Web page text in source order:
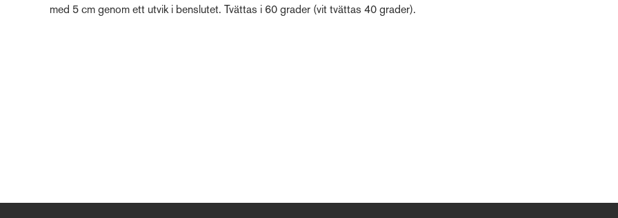
med 5 cm genom ett utvik i benslutet. Tvättas i 60 grader (vit tvättas 40 grader).